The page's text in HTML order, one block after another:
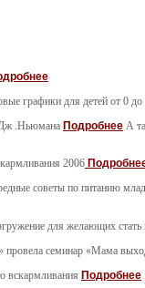
графики для детей от 0
Дж .Ньюмана Подробнее А
2006
советы по питанию
для желающих
провела семинар «Мама
вскармливания Подробнее